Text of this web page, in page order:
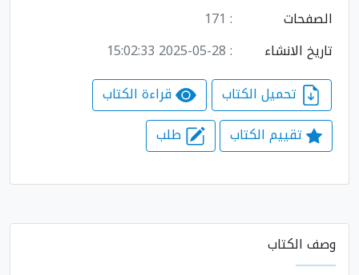
الصفحات
: 171
تاريخ الانشاء
: 2025-05-28 15:02:33
قراءة الكتاب
تقييم الكتاب
طلب
وصف الكتاب